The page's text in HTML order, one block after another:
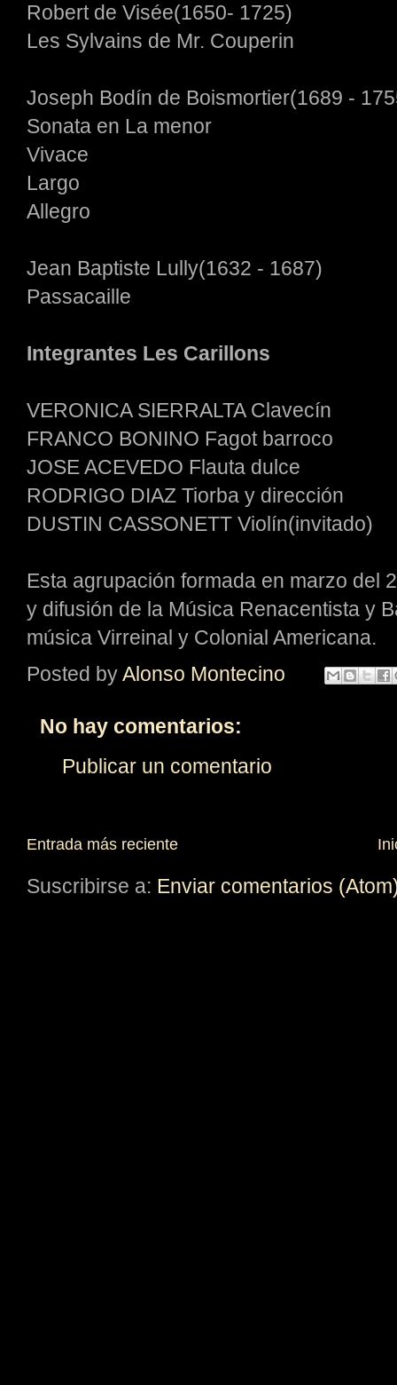
Robert de Visée(1650- 1725)
Les Sylvains de Mr. Couperin
Joseph Bodín de Boismortier(1689 -
Sonata en La menor
Vivace
Largo
Allegro
Jean Baptiste Lully(1632 - 1687)
Passacaille
Integrantes Les Carillons
VERONICA SIERRALTA Clavecín
FRANCO BONINO Fagot barroco
JOSE ACEVEDO Flauta dulce
RODRIGO DIAZ Tiorba y dirección
DUSTIN CASSONETT Violín(invitado)
Esta agrupación formada en marzo del
y difusión de la Música Renacentista y
música Virreinal y Colonial Americana.
Posted byAlonso Montecino
No hay comentarios:
Publicar un comentario
Entrada más reciente
Suscribirse a: Enviar comentarios